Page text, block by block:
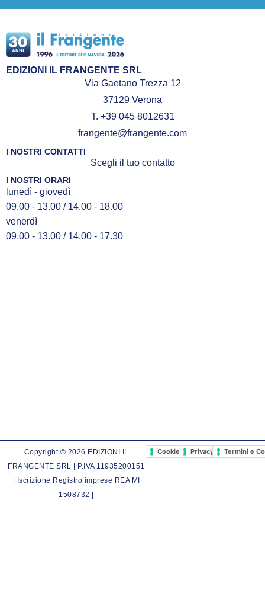
EDIZIONI IL FRANGENTE SRL
Via Gaetano Trezza 12
37129 Verona
T. +39 045 8012631
frangente@frangente.com
I NOSTRI CONTATTI
Scegli il tuo contatto
I NOSTRI ORARI
lunedì - giovedì
09.00 - 13.00 / 14.00 - 18.00
venerdì
09.00 - 13.00 / 14.00 - 17.30
Copyright © 2026 EDIZIONI IL
FRANGENTE SRL | P.IVA 11935200151
| Iscrizione Registro imprese REA MI
1508732 |
Cookie PolicyPrivacy PolicyTermini e